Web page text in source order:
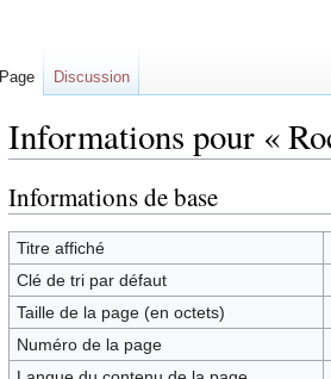
Informations pour «
Informations de base
Titre affiché
Clé de tri par défaut
Taille de la page (en octets)
Numéro de la page
Page Discussion